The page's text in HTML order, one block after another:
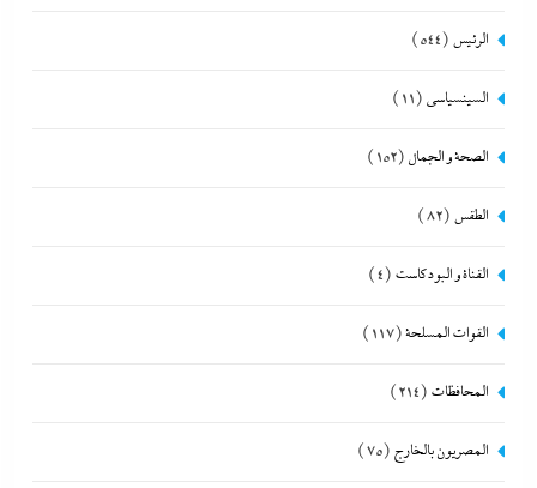
الرئيس (544)
السينسياسي (11)
الصحة و الجمال (152)
الطقس (82)
القناة و البودكاست (4)
القوات المسلحة(117)
المحافظات (214)
المصريون بالخارج (75)